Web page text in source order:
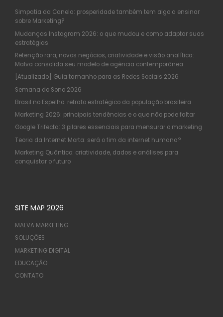
Simpatia da Canela: prosperidade também tem algo a ensinar
sobre Marketing?
Mudanças Instagram 2026: o que mudou e como adaptar suas
estratégias
Retenção rara, novos negócios, criatividade e visão analítica:
Malva consolida seu modelo de agência contemporânea
[Atualizado] Guia tamanho para as Redes Sociais 2026
Semana do Sono 2026
Brasil no Espelho: retrato estratégico da população brasileira
Marketing 2026: principais tendências e o que não pode faltar
Google Trifecta: 3 pilares essenciais para mensurar o marketing
Teoria da Internet Morta: será o fim da internet humana?
Marketing Quântico: criatividade, dados e análises para
conquistar o futuro
SITE MAP 2026
MALVA MARKETING
SOLUÇÕES
MARKETING DIGITAL
EDUCAÇÃO
CONTATO